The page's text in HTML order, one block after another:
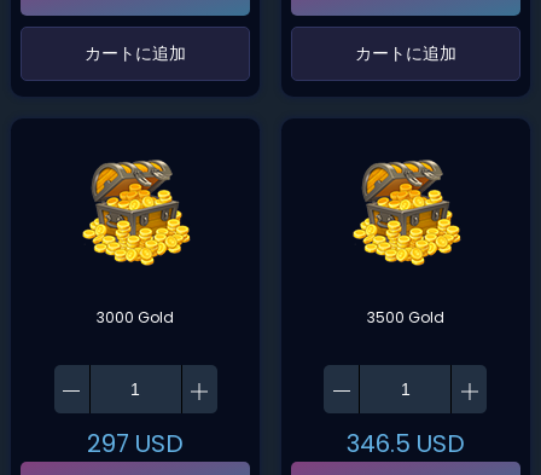
‌カートに追加‌ ‌カートに追加‌
3000 Gold
297 USD
3500 Gold
346.5 USD